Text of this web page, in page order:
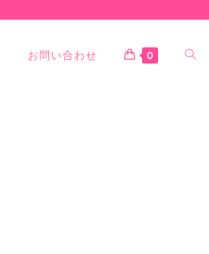
お問い合わせ 0